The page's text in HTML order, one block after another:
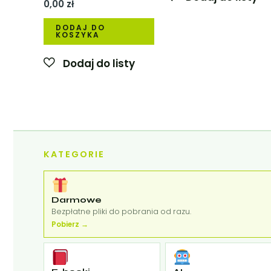
0,00 zł
DODAJ DO
KOSZYKA
KATEGORIE
Darmowe
Bezpłatne pliki do pobrania od razu.
Pobierz →